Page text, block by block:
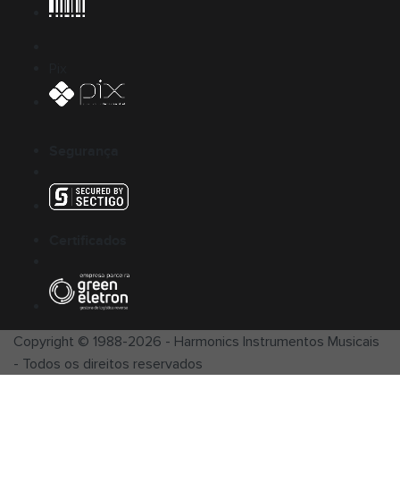
Copyright © 1988-2026 - Harmonics Instrumentos Musicais
- Todos os direitos reservados